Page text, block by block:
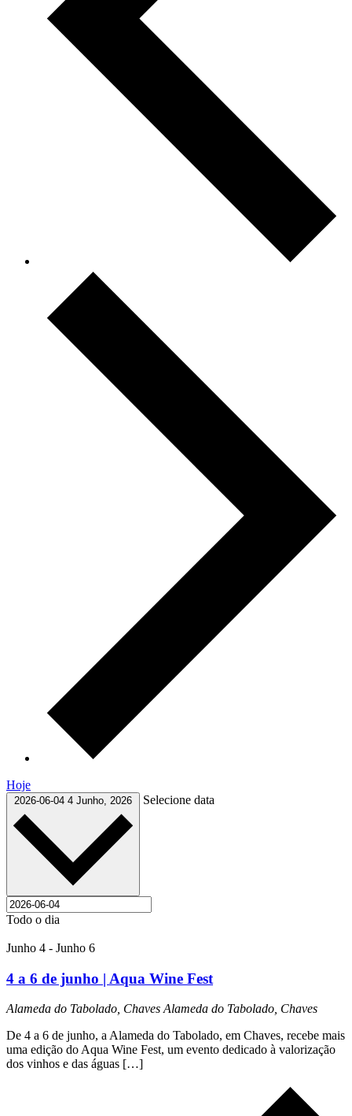
Hoje
2026-06-04 4 Junho, 2026 Selecione data
Todo o dia
Junho 4 - Junho 6
4 a 6 de junho | Aqua Wine Fest
Alameda do Tabolado, ChavesAlameda do Tabolado, Chaves
De 4 a 6 de junho, a Alameda do Tabolado, em Chaves, recebe mais
uma edição do Aqua Wine Fest, um evento dedicado à valorização
dos vinhos e das águas […]